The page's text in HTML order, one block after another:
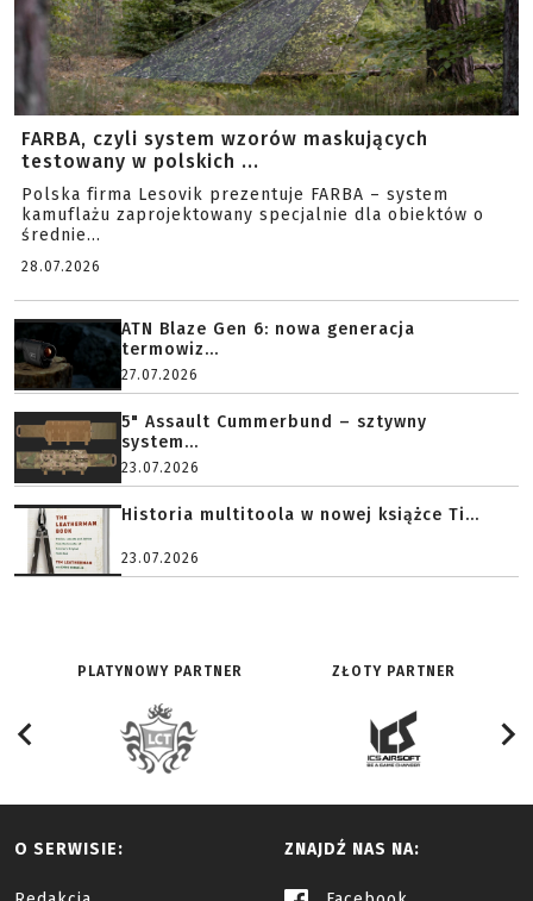
FARBA, czyli system wzorów maskujących
testowany w polskich ...
Polska firma Lesovik prezentuje FARBA – system
kamuflażu zaprojektowany specjalnie dla obiektów o
średnie...
28.07.2026
ATN Blaze Gen 6: nowa generacja
termowiz...
27.07.2026
5" Assault Cummerbund – sztywny
system...
23.07.2026
Historia multitoola w nowej książce Ti...
23.07.2026
PLATYNOWY PARTNER ZŁOTY PARTNER
O SERWISIE: ZNAJDŹ NAS NA: